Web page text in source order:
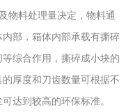
物料处理量决定，物料通
部，箱体内部承载有撕碎
综合作用，撕碎成小块的
厚度和刀齿数量可根据不
达到较高的环保标准。